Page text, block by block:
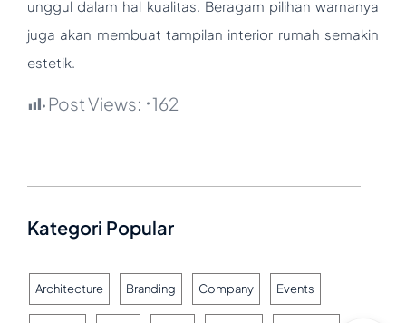
unggul dalam hal kualitas. Beragam pilihan warnanya
juga akan membuat tampilan interior rumah semakin
estetik.
Post Views: 162
Kategori Popular
Architecture Branding Company Events